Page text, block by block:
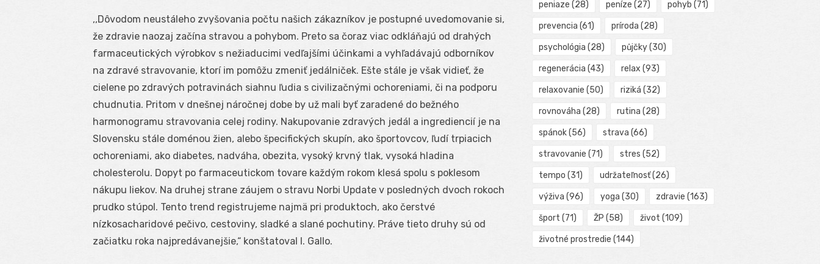
,,Dôvodom neustáleho zvyšovania počtu našich zákazníkov je postupné uvedomovanie si,
že zdravie naozaj začína stravou a pohybom. Preto sa čoraz viac odkláňajú od drahých
farmaceutických výrobkov s nežiaducimi vedľajšími účinkami a vyhľadávajú odborníkov
na zdravé stravovanie, ktorí im pomôžu zmeniť jedálniček. Ešte stále je však vidieť, že
cielene po zdravých potravinách siahnu ľudia s civilizačnými ochoreniami, či na podporu
chudnutia. Pritom v dnešnej náročnej dobe by už mali byť zaradené do bežného
harmonogramu stravovania celej rodiny. Nakupovanie zdravých jedál a ingrediencií je na
Slovensku stále doménou žien, alebo špecifických skupín, ako športovcov, ľudí trpiacich
ochoreniami, ako diabetes, nadváha, obezita, vysoký krvný tlak, vysoká hladina
cholesterolu. Dopyt po farmaceutickom tovare každým rokom klesá spolu s poklesom
nákupu liekov. Na druhej strane záujem o stravu Norbi Update v posledných dvoch rokoch
prudko stúpol. Tento trend registrujeme najmä pri produktoch, ako čerstvé
nízkosacharidové pečivo, cestoviny, sladké a slané pochutiny. Práve tieto druhy sú od
začiatku roka najpredávanejšie,“ konštatoval I. Gallo.
peniaze (28) peníze (27) pohyb (71)
prevencia (61) príroda (28)
psychológia (28) půjčky(30)
regenerácia (43) relax (93)
relaxovanie (50) riziká (32)
rovnováha (28) rutina (28)
spánok(56) strava (66)
stravovanie (71) stres (52)
tempo (31) udržateľnosť(26)
výživa (96) yoga (30) zdravie (163)
šport (71) ŽP (58) život (109)
životné prostredie (144)